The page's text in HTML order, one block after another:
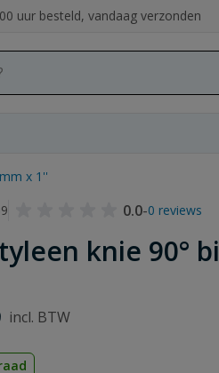
uur besteld, vandaag verzonden
x 1''
0.0-0 reviews
knie 90°